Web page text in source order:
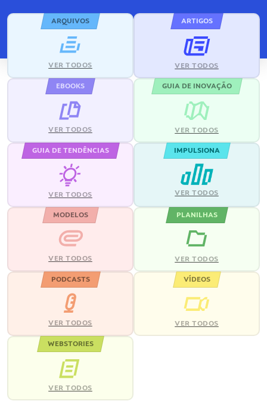
ARQUIVOS
VER TODOS
ARTIGOS
VER TODOS
EBOOKS
VER TODOS
GUIA DE INOVAÇÃO
VER TODOS
GUIA DE TENDÊNCIAS
VER TODOS
IMPULSIONA
VER TODOS
MODELOS
VER TODOS
PLANILHAS
VER TODOS
PODCASTS
VER TODOS
VÍDEOS
VER TODOS
WEBSTORIES
VER TODOS